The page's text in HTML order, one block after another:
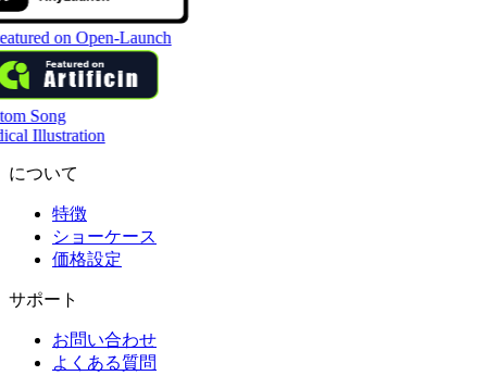
Song
Illustration
について
特徴
ショーケース
価格設定
サポート
お問い合わせ
よくある質問